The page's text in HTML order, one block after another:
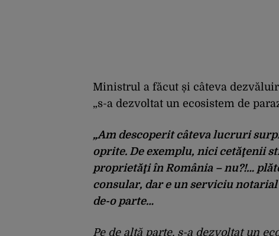
Ministrul a făcut și câteva
„s-a dezvoltat un ecosistem de
„Am descoperit câteva lucruri
oprite. De exemplu, nici cetăţenii
proprietăţi în România – nu?!…
consular, dar e un serviciu
de-o parte…
Pe de altă parte, s-a dezvoltat un